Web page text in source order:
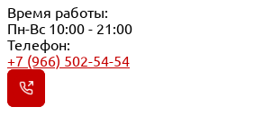
Время работы:
Пн-Вс 10:00 - 21:00
Телефон:
+7 (966) 502-54-54